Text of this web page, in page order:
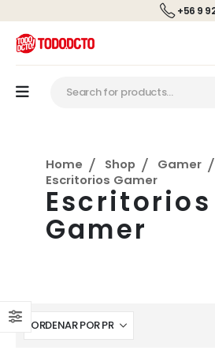
+56 9
Home Shop
Gamer
Escritorios Gamer
Escritorios
Gamer